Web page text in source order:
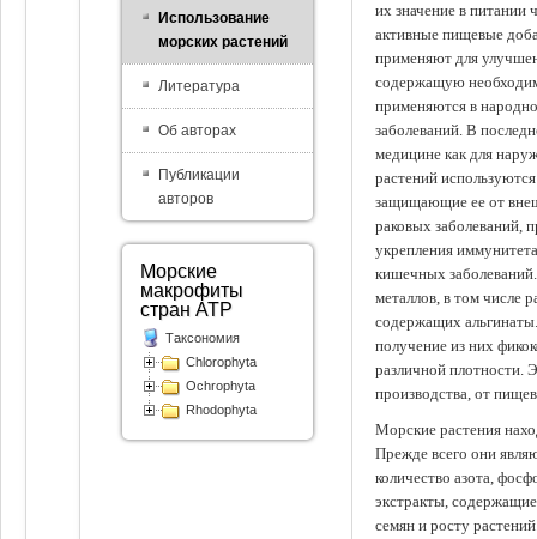
их значение в питании
активные пищевые
применяют для
содержащую
применяются в
заболеваний. В
медицине как для
растений
защищающие ее от
раковых заболеваний,
укрепления
кишечных
металлов, в том числе
содержащих
получение из них
различной плотности.
производства, от
Морские растения
Прежде всего они
количество азота,
экстракты,
семян и росту
Использование
морских растений
Литература
Об авторах
Публикации
авторов
Морские
макрофиты
стран АТР
Таксономия
Chlorophyta
Ochrophyta
Rhodophyta